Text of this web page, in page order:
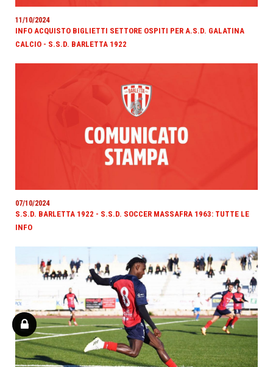
11/10/2024
INFO ACQUISTO BIGLIETTI SETTORE OSPITI PER A.S.D. GALATINA
CALCIO - S.S.D. BARLETTA 1922
07/10/2024
S.S.D. BARLETTA 1922 - S.S.D. SOCCER MASSAFRA 1963: TUTTE LE
INFO